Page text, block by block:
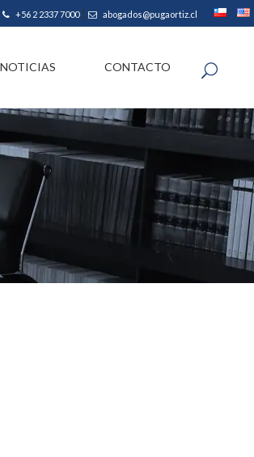
+56 2 2337 7000| abogados@pugaortiz.cl
NOTICIAS CONTACTO